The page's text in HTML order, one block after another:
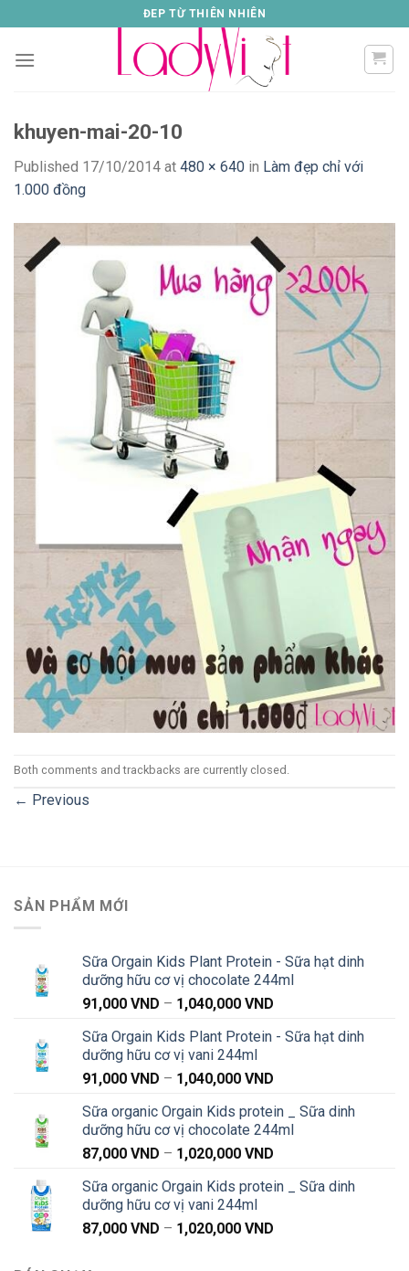
to
content
ĐEP TỪ THIÊN NHIÊN
khuyen-mai-20-10
Published 17/10/2014 at 480 × 640 in Làm đẹp chỉ với
1.000 đồng
Both comments and trackbacks are currently closed.
← Previous
SẢN PHẨM MỚI
Sữa Orgain Kids Plant Protein - Sữa hạt dinh
dưỡng hữu cơ vị chocolate 244ml
91,000 VND – 1,040,000 VND
từ
Sữa Orgain Kids Plant Protein - Sữa hạt dinh
dưỡng hữu cơ vị vani 244ml
91,000 VND – 1,040,000 VND
từ
91,000 VND
Sữa organic Orgain Kids protein _ Sữa dinh
dưỡng hữu cơ vị chocolate 244ml
87,000 VND – 1,020,000 VND
từ
Sữa organic Orgain Kids protein _ Sữa dinh
dưỡng hữu cơ vị vani 244ml
87,000 VND – 1,020,000 VND